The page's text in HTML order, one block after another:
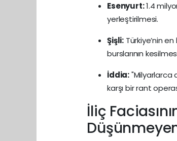
Esenyurt:1.4
yerleştirilmesi.
Şişli:Türkiye’nin
burslarının
İddia:"Milyarlarca
karşı bir rant
İliç